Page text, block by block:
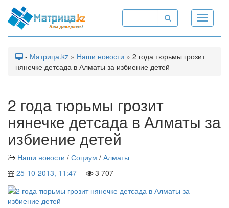
Toggle
- Матрица.kz » Наши новости » 2 года тюрьмы грозит
нянечке детсада в Алматы за избиение детей
2 года тюрьмы грозит
нянечке детсада в Алматы за
избиение детей
Наши новости / Социум / Алматы
25-10-2013, 11:47
3 707